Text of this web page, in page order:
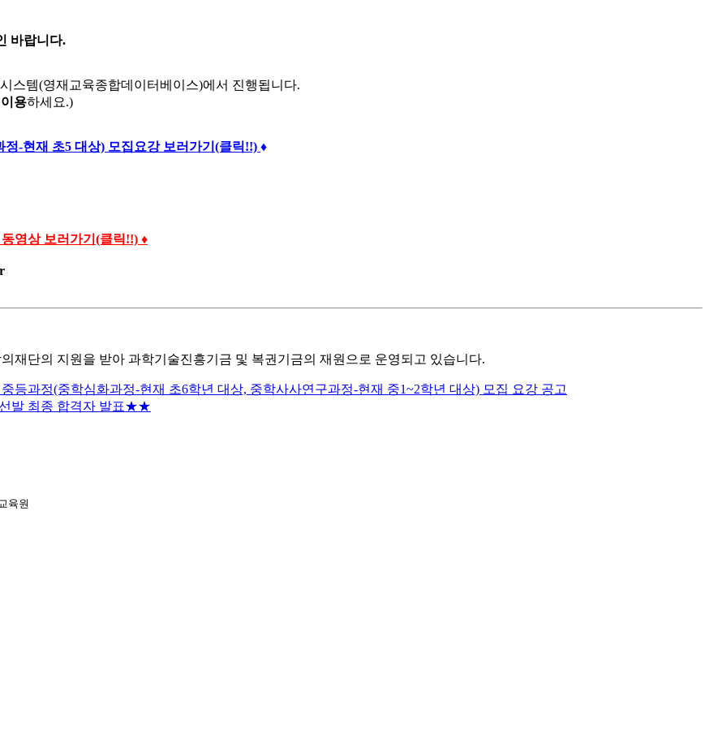
바랍니다.
스템(영재교육종합데이터베이스)에서 진행됩니다.
용하세요.)
-현재 초5 대상) 모집요강 보러가기(클릭!!) ♦
영상 보러가기(클릭!!) ♦
재단의 지원을 받아 과학기술진흥기금 및 복권기금의 재원으로 운영되고 있습니다.
등과정(중학심화과정-현재 초6학년 대상, 중학사사연구과정-현재 중1~2학년 대상) 모집 요강 공고
발 최종 합격자 발표★★
육원